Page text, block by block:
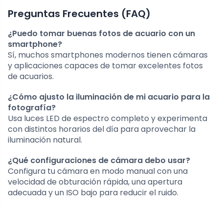
Preguntas Frecuentes (FAQ)
¿Puedo tomar buenas fotos de acuario con un
smartphone?
Sí, muchos smartphones modernos tienen cámaras
y aplicaciones capaces de tomar excelentes fotos
de acuarios.
¿Cómo ajusto la iluminación de mi acuario para la
fotografía?
Usa luces LED de espectro completo y experimenta
con distintos horarios del día para aprovechar la
iluminación natural.
¿Qué configuraciones de cámara debo usar?
Configura tu cámara en modo manual con una
velocidad de obturación rápida, una apertura
adecuada y un ISO bajo para reducir el ruido.